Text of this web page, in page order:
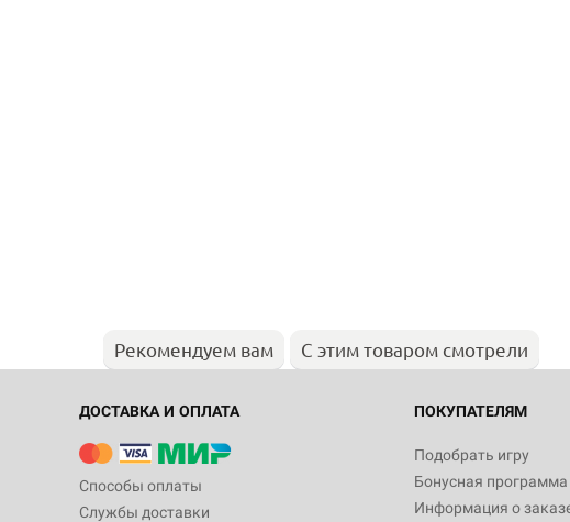
Рекомендуем вам С этим товаром смотрели
ДОСТАВКА И ОПЛАТА
Способы оплаты
Службы доставки
ПОКУПАТЕЛЯМ
Подобрать игру
Бонусная программа
Информация о